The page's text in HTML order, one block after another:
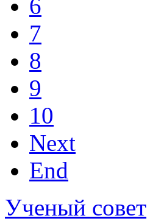
6
7
8
9
10
Next
End
Ученый совет